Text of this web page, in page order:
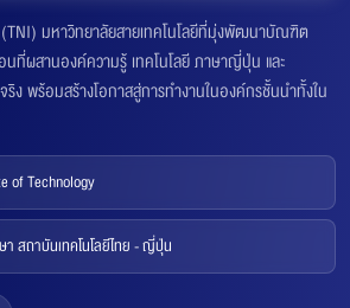
มหาวิทยาลัยสายเทคโนโลยีที่มุ่งพัฒนาบัณฑิต
ที่ผสานองค์ความรู้ เทคโนโลยี ภาษาญี่ปุ่น และ
ง พร้อมสร้างโอกาสสู่การทำงานในองค์กรชั้นนำทั้งใน
of Technology
สถาบันเทคโนโลยีไทย - ญี่ปุ่น